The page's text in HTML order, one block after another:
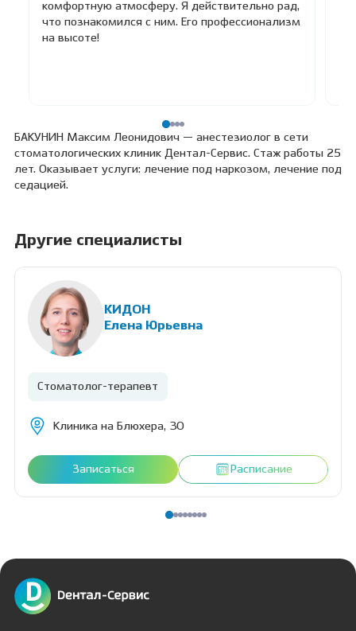
комфортную атмосферу. Я действительно рад,
что познакомился с ним. Его профессионализм
на высоте!
БАКУНИН Максим Леонидович — анестезиолог в сети
стоматологических клиник Дентал-Сервис. Стаж работы 25
лет. Оказывает услуги: лечение под наркозом, лечение под
седацией.
Другие специалисты
КИДОН
Елена Юрьевна
Стоматолог-терапевт
Клиника на Блюхера, 30
Записаться Расписание